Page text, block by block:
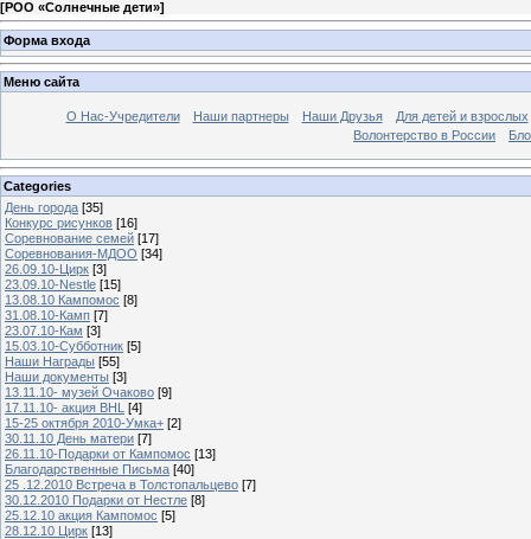
[РОО «Солнечные дети»]
Форма входа
Меню сайта
О Нас-Учредители Наши партнеры Наши Друзья
Для детей и взрослых
Волонтерство в России
Categories
День города [35]
Конкурс рисунков [16]
Соревнование семей [17]
Соревнования-МДОО [34]
26.09.10-Цирк [3]
23.09.10-Nestle [15]
13.08.10 Кампомос [8]
31.08.10-Камп [7]
23.07.10-Кам [3]
15.03.10-Субботник [5]
Наши Награды [55]
Наши документы [3]
13.11.10- музей Очаково [9]
17.11.10- акция BHL [4]
15-25 октября 2010-Умка+ [2]
30.11.10 День матери [7]
26.11.10-Подарки от Кампомос [13]
Благодарственные Письма [40]
25 .12.2010 Встреча в Толстопальцево [7]
30.12.2010 Подарки от Нестле [8]
25.12.10 акция Кампомос [5]
28.12.10 Цирк [13]